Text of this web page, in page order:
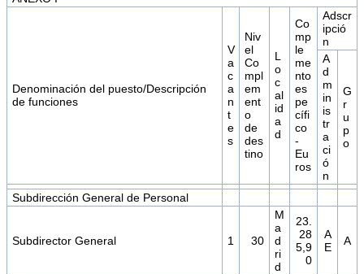
Denominación del puesto/Descripción
de funciones
V
a
c
a
n
t
e
s
Niv
el
Co
mpl
em
ent
o
de
des
tino
L
o
c
al
id
a
d
Co
mp
le
me
nto
es
pe
cífi
co
-
Eu
ros
Adscr
ipció
n
A
d
m
in
is
tr
a
ci
ó
n
G
r
u
p
o
Subdirección General de Personal
Subdirector General 1 30
M
a
d
ri
d
23.
28
5,9
0
A
E
A